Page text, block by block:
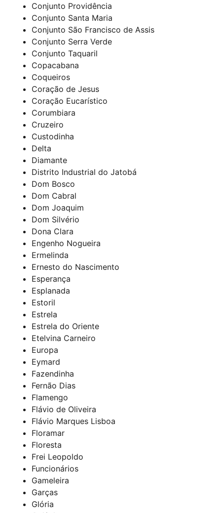
Conjunto Providência
Conjunto Santa Maria
Conjunto São Francisco de Assis
Conjunto Serra Verde
Conjunto Taquaril
Copacabana
Coqueiros
Coração de Jesus
Coração Eucarístico
Corumbiara
Cruzeiro
Custodinha
Delta
Diamante
Distrito Industrial do Jatobá
Dom Bosco
Dom Cabral
Dom Joaquim
Dom Silvério
Dona Clara
Engenho Nogueira
Ermelinda
Ernesto do Nascimento
Esperança
Esplanada
Estoril
Estrela
Estrela do Oriente
Etelvina Carneiro
Europa
Eymard
Fazendinha
Fernão Dias
Flamengo
Flávio de Oliveira
Flávio Marques Lisboa
Floramar
Floresta
Frei Leopoldo
Funcionários
Gameleira
Garças
Glória